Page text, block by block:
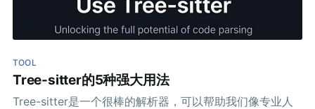
TOOL
Tree-sitter的5种强大用法
Tree-sitter是一个很棒的解析器，可以帮助我们像专业人